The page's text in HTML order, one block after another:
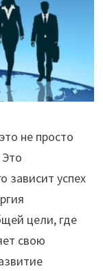
не просто
зависит успех
цели, где
свою